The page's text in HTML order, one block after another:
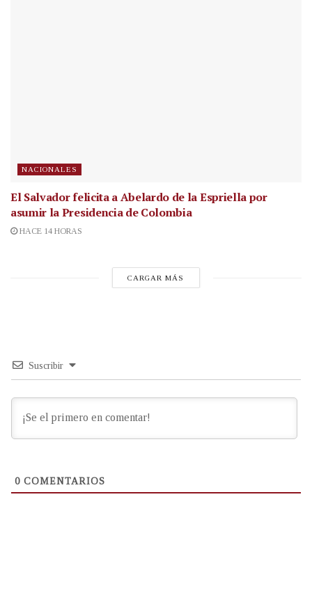
NACIONALES
El Salvador felicita a Abelardo de la Espriella por
asumir la Presidencia de Colombia
HACE 14 HORAS
CARGAR MÁS
Suscribir
0 COMENTARIOS